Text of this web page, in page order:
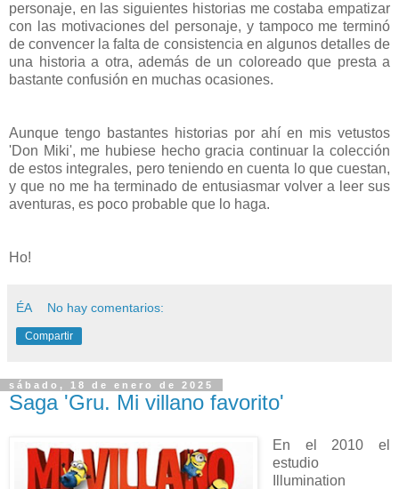
personaje, en las siguientes historias me costaba empatizar
con las motivaciones del personaje, y tampoco me terminó
de convencer la falta de consistencia en algunos detalles de
una historia a otra, además de un coloreado que presta a
bastante confusión en muchas ocasiones.
Aunque tengo bastantes historias por ahí en mis vetustos
'Don Miki', me hubiese hecho gracia continuar la colección
de estos integrales, pero teniendo en cuenta lo que cuestan,
y que no me ha terminado de entusiasmar volver a leer sus
aventuras, es poco probable que lo haga.
Ho!
ÉA No hay comentarios:
Compartir
sábado, 18 de enero de 2025
Saga 'Gru. Mi villano favorito'
En el 2010 el
estudio
Illumination